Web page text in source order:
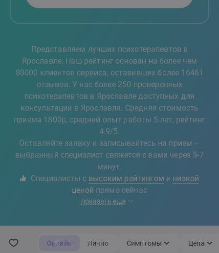
Представляем лучших психотерапевтов в
Ярославле. Наш рейтинг основан на более чем
80000 клиентов сервиса, оставивших более 16461
отзывов. У нас более 250 проверенных
психотерапевтов в Ярославле доступных для
консультации в Ярославля. Средняя стоимость
приема 1800р, средний опыт работы 5 лет, рейтинг
4.9/5.
Оставляйте заявку и записывайтесь на прием –
выбранный специалист свяжется с вами через 5-7
минут.
Специалисты с высоким рейтингом и низкой
ценой прямо сейчас
показать еще
Онлайн Лично Симптомы Цена